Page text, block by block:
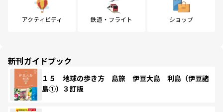
アクティビティ 鉄道・フライト ショップ
新刊ガイドブック
１５ 地球の歩き方 島旅 伊豆大島 利島（伊豆諸
島①）３訂版